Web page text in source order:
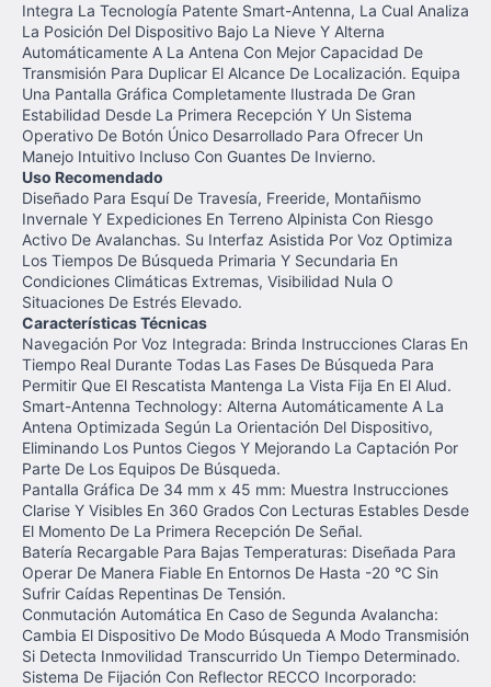
Integra La Tecnología Patente Smart-Antenna, La Cual Analiza
La Posición Del Dispositivo Bajo La Nieve Y Alterna
Automáticamente A La Antena Con Mejor Capacidad De
Transmisión Para Duplicar El Alcance De Localización. Equipa
Una Pantalla Gráfica Completamente Ilustrada De Gran
Estabilidad Desde La Primera Recepción Y Un Sistema
Operativo De Botón Único Desarrollado Para Ofrecer Un
Manejo Intuitivo Incluso Con Guantes De Invierno.
Uso Recomendado
Diseñado Para Esquí De Travesía, Freeride, Montañismo
Invernale Y Expediciones En Terreno Alpinista Con Riesgo
Activo De Avalanchas. Su Interfaz Asistida Por Voz Optimiza
Los Tiempos De Búsqueda Primaria Y Secundaria En
Condiciones Climáticas Extremas, Visibilidad Nula O
Situaciones De Estrés Elevado.
Características Técnicas
Navegación Por Voz Integrada: Brinda Instrucciones Claras En
Tiempo Real Durante Todas Las Fases De Búsqueda Para
Permitir Que El Rescatista Mantenga La Vista Fija En El Alud.
Smart-Antenna Technology: Alterna Automáticamente A La
Antena Optimizada Según La Orientación Del Dispositivo,
Eliminando Los Puntos Ciegos Y Mejorando La Captación Por
Parte De Los Equipos De Búsqueda.
Pantalla Gráfica De 34 mm x 45 mm: Muestra Instrucciones
Clarise Y Visibles En 360 Grados Con Lecturas Estables Desde
El Momento De La Primera Recepción De Señal.
Batería Recargable Para Bajas Temperaturas: Diseñada Para
Operar De Manera Fiable En Entornos De Hasta -20 °C Sin
Sufrir Caídas Repentinas De Tensión.
Conmutación Automática En Caso de Segunda Avalancha:
Cambia El Dispositivo De Modo Búsqueda A Modo Transmisión
Si Detecta Inmovilidad Transcurrido Un Tiempo Determinado.
Sistema De Fijación Con Reflector RECCO Incorporado: